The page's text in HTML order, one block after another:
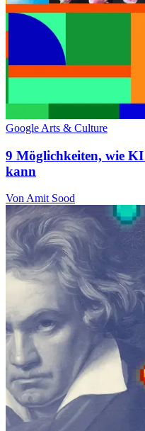
Google Arts & Culture
9 Möglichkeiten, wie
kann
Von Amit Sood